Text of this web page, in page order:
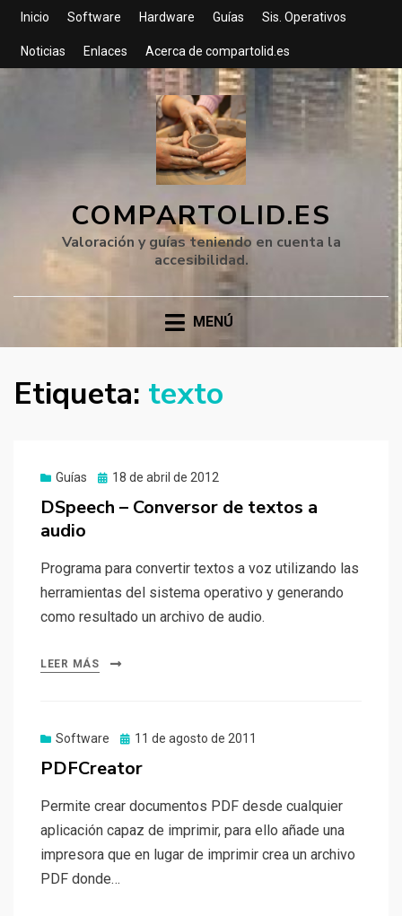
Inicio Software Hardware Guías Sis. Operativos
Noticias Enlaces Acerca de compartolid.es
COMPARTOLID.ES
Valoración y guías teniendo en cuenta la
accesibilidad.
MENÚ
Etiqueta: texto
Guías
Publicado
18 de abril de 2012
DSpeech – Conversor de textos a
audio
Programa para convertir textos a voz utilizando las
herramientas del sistema operativo y generando
como resultado un archivo de audio.
LEER MÁS
Software
Publicado
11 de agosto de 2011
PDFCreator
Permite crear documentos PDF desde cualquier
aplicación capaz de imprimir, para ello añade una
impresora que en lugar de imprimir crea un archivo
PDF donde…